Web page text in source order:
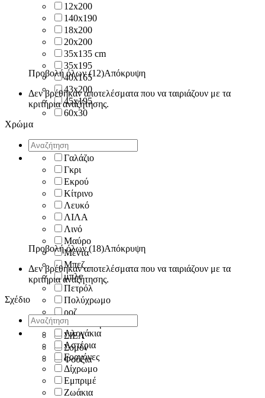
12x200
140x190
18x200
20x200
35x135 cm
35x195
40x165
43x200
45x195
60x30
Προβολή όλων (12)Απόκρυψη
Δεν βρέθηκαν αποτελέσματα που να ταιριάζουν με τα
κριτήρια αναζήτησης.
Χρώμα
Γαλάζιο
Γκρι
Εκρού
Κίτρινο
Λευκό
ΛΙΛΑ
Λινό
Μαύρο
Μέντα
Μπεζ
μπλε
Πετρόλ
Πολύχρωμο
ροζ
Σάπιο Μήλο
ΣΙΕΛ
Σομόν
Φούξια
Προβολή όλων (18)Απόκρυψη
Δεν βρέθηκαν αποτελέσματα που να ταιριάζουν με τα
κριτήρια αναζήτησης.
Σχέδιο
Αλογάκια
Αστέρια
Γοργόνες
Δίχρωμο
Εμπριμέ
Ζωάκια